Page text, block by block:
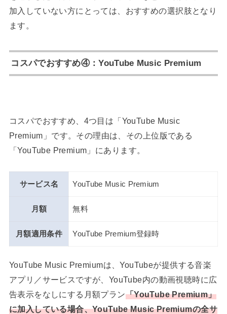
加入していない方にとっては、おすすめの選択肢となり
ます。
コスパでおすすめ④：YouTube Music Premium
コスパでおすすめ、4つ目は「YouTube Music
Premium」です。その理由は、その上位版である
「YouTube Premium」にあります。
サービス名 YouTube Music Premium
月額 無料
月額適用条件 YouTube Premium登録時
YouTube Music Premiumは、YouTubeが提供する音楽
アプリ／サービスですが、YouTube内の動画視聴時に広
告表示をなしにする月額プラン「YouTube Premium」
に加入している場合、YouTube Music Premiumの全サ